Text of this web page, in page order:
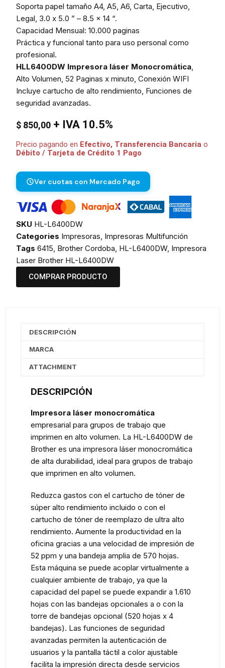
Soporta papel tamaño A4, A5, A6, Carta, Ejecutivo,
Legal, 3.0 x 5.0 ” – 8.5 x 14 “.
Capacidad Mensual: 10.000 paginas
Práctica y funcional tanto para uso personal como
profesional.
HLL6400DW Impresora láser Monocromática,
Alto Volumen, 52 Paginas x minuto, Conexión WIFI
Incluye cartucho de alto rendimiento, Funciones de
seguridad avanzadas.
$ 850,00 + IVA 10.5%
Precio pagando en Efectivo, Transferencia Bancaria o
Débito / Tarjeta de Crédito 1 Pago
Ver cuotas con Mercado Pago
SKU HL-L6400DW
Categories Impresoras, Impresoras Multifunción
Tags 6415, Brother Cordoba, HL-L6400DW, Impresora
Laser Brother HL-L6400DW
COMPRAR PRODUCTO
DESCRIPCIÓN
MARCA
ATTACHMENT
DESCRIPCIÓN
Impresora láser monocromática
empresarial para grupos de trabajo que
imprimen en alto volumen. La HL-L6400DW de
Brother es una impresora láser monocromática
de alta durabilidad, ideal para grupos de trabajo
que imprimen en alto volumen.
Reduzca gastos con el cartucho de tóner de
súper alto rendimiento incluido o con el
cartucho de tóner de reemplazo de ultra alto
rendimiento. Aumente la productividad en la
oficina gracias a una velocidad de impresión de
52 ppm y una bandeja amplia de 570 hojas.
Esta máquina se puede acoplar virtualmente a
cualquier ambiente de trabajo, ya que la
capacidad del papel se puede expandir a 1.610
hojas con las bandejas opcionales a o con la
torre de bandejas opcional (520 hojas x 4
bandejas). Las funciones de seguridad
avanzadas permiten la autenticación de
usuarios y la pantalla táctil a color ajustable
facilita la impresión directa desde servicios